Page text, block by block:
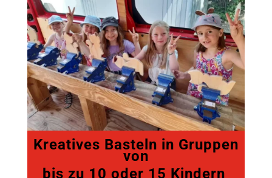
Kreatives Basteln in Gruppen
von
bis zu 10 oder 15 Kindern